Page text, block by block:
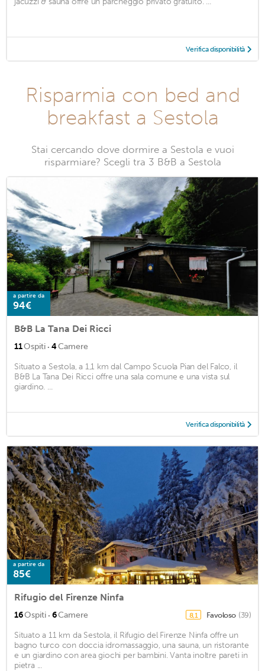
Verifica disponibilità
Risparmia con bed and
breakfast a Sestola
Stai cercando dove dormire a Sestola e vuoi
risparmiare? Scegli tra 3 B&B a Sestola
a partire da
94€
B&B La Tana Dei Ricci
11Ospiti · 4Camere
Situato a Sestola, a 1,1 km dal Campo Scuola Pian del Falco, il
B&B La Tana Dei Ricci offre una sala comune e una vista sul
giardino. ...
Verifica disponibilità
a partire da
85€
Rifugio del Firenze Ninfa
16Ospiti · 6Camere 8,1 Favoloso (39)
Situato a 11 km da Sestola, il Rifugio del Firenze Ninfa offre un
bagno turco con doccia idromassaggio, una sauna, un ristorante
e un giardino con area giochi per bambini. Vanta inoltre pareti in
pietra ...